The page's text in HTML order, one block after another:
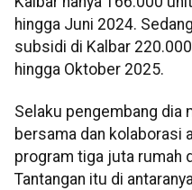
hingga Juni 2024.
subsidi di Kalbar
hingga Oktober 2025.
Selaku pengembang dia
bersama dan kolaborasi
program tiga juta rumah
Tantangan itu di